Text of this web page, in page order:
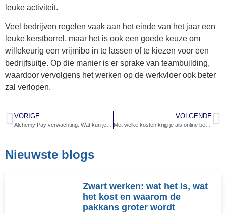
leuke activiteit.
Veel bedrijven regelen vaak aan het einde van het jaar een
leuke kerstborrel, maar het is ook een goede keuze om
willekeurig een vrijmibo in te lassen of te kiezen voor een
bedrijfsuitje. Op die manier is er sprake van teambuilding,
waardoor vervolgens het werken op de werkvloer ook beter
zal verlopen.
VORIGE VOLGENDE
Met welke kosten krijg je als online bedrijf vaak te maken?
Nieuwste blogs
Zwart werken: wat het is, wat
het kost en waarom de
pakkans groter wordt